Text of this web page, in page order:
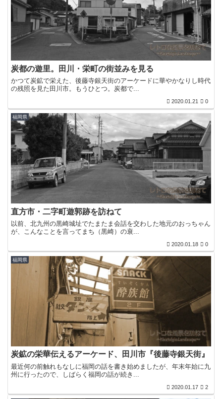
炭都の遊里。田川・栄町の街並みを見る
かつて炭鉱で栄えた、後藤寺銀天街のアーケードに華やかなりし時代
の残照を見た田川市。もうひとつ。炭都で...
2020.01.21 0
福岡県
直方市・二字町遊郭跡を訪ねて
以前、北九州の黒崎城址でたまたま会話を交わした地元のおっちゃん
が、こんなことを言ってまち（黒崎）の衰...
2020.01.18 0
福岡県
炭鉱の栄華伝えるアーケード、田川市『後藤寺銀天街』
最近何の前触れもなしに福岡の話を書き始めましたが、年末年始に九
州に行ったので、しばらく福岡の話が続き...
2020.01.17 2